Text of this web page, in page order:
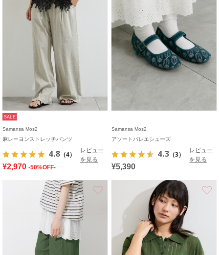
SALE
Samansa Mos2
麻レーヨンストレッチパンツ
4.8 （4）
レビュー
を見る
¥2,970 -50%OFF-
Samansa Mos2
アソートバレエシューズ
4.3 （3）
レビュー
を見る
¥5,390